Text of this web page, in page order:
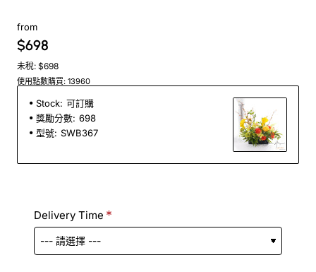
from
$698
未稅: $698
使用點數購買: 13960
Stock: 可訂購
獎勵分數: 698
型號: SWB367
Delivery Time